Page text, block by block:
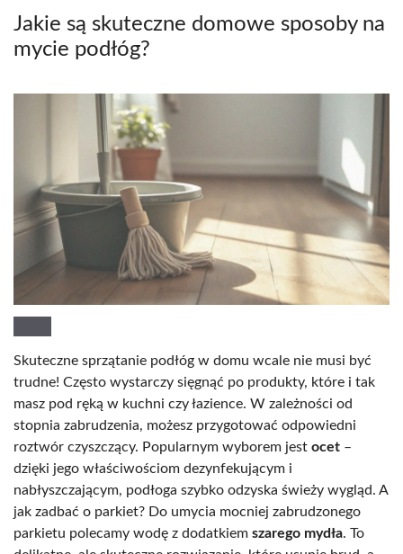
Jakie są skuteczne domowe sposoby na
mycie podłóg?
Skuteczne sprzątanie podłóg w domu wcale nie musi być
trudne! Często wystarczy sięgnąć po produkty, które i tak
masz pod ręką w kuchni czy łazience. W zależności od
stopnia zabrudzenia, możesz przygotować odpowiedni
roztwór czyszczący. Popularnym wyborem jest ocet –
dzięki jego właściwościom dezynfekującym i
nabłyszczającym, podłoga szybko odzyska świeży wygląd. A
jak zadbać o parkiet? Do umycia mocniej zabrudzonego
parkietu polecamy wodę z dodatkiem szarego mydła. To